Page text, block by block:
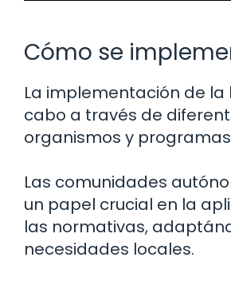
Cómo se
La implementación de la
cabo a través de
organismos y
Las comunidades
un papel crucial en la
las normativas,
necesidades locales.